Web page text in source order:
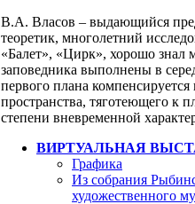
В.А. Власов – выдающийся
теоретик, многолетний
«Балет», «Цирк», хорошо знал
заповедника выполнены в
первого плана
пространства, тяготеющего к
степени вневременной
ВИРТУАЛЬНАЯ
Графика
Из собрания
художественного